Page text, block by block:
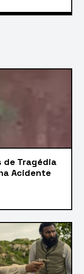
de Tragédia
Acidente